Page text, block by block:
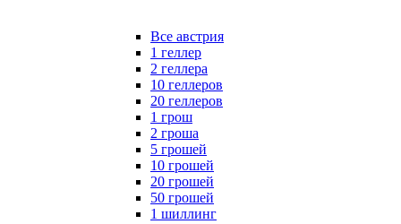
Все австрия
1 геллер
2 геллера
10 геллеров
20 геллеров
1 грош
2 гроша
5 грошей
10 грошей
20 грошей
50 грошей
1 шиллинг